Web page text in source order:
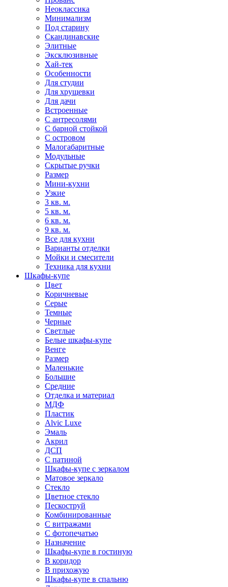
Неоклассика
Минимализм
Под старину
Скандинавские
Элитные
Эксклюзивные
Хай-тек
Особенности
Для студии
Для хрущевки
Для дачи
Встроенные
С антресолями
С барной стойкой
С островом
Малогабаритные
Модульные
Скрытые ручки
Размер
Мини-кухни
Узкие
3 кв. м.
5 кв. м.
6 кв. м.
9 кв. м.
Все для кухни
Варианты отделки
Мойки и смесители
Техника для кухни
Шкафы-купе
Цвет
Коричневые
Серые
Темные
Черные
Светлые
Белые шкафы-купе
Венге
Размер
Маленькие
Большие
Средние
Отделка и материал
МДФ
Пластик
Alvic Luxe
Эмаль
Акрил
ДСП
С патиной
Шкафы-купе с зеркалом
Матовое зеркало
Стекло
Цветное стекло
Пескоструй
Комбинированные
С витражами
С фотопечатью
Назначение
Шкафы-купе в гостиную
В коридор
В прихожую
Шкафы-купе в спальню